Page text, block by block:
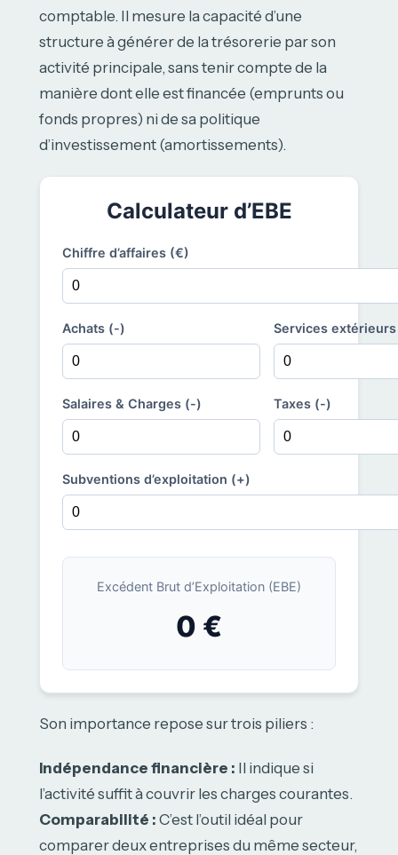
comptable. Il mesure la capacité d’une
structure à générer de la trésorerie par son
activité principale, sans tenir compte de la
manière dont elle est financée (emprunts ou
fonds propres) ni de sa politique
d’investissement (amortissements).
Calculateur d’EBE
Chiffre d’affaires (€)
Achats (-) Services
Salaires & Charges (-) Taxes (-)
Subventions d’exploitation (+)
Excédent Brut d’Exploitation (EBE)
0 €
Son importance repose sur trois piliers :
Indépendance financière : Il indique si
l’activité suffit à couvrir les charges courantes.
Comparabilité : C’est l’outil idéal pour
comparer deux entreprises du même secteur,